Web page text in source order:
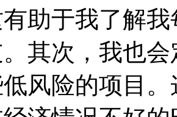
助于我了解
其次，我也
风险的项目